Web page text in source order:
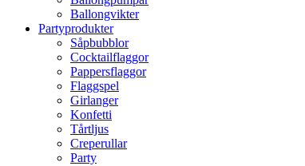
Ballong­vikter
Party­­produkter
Såpbubblor
Cocktail­flaggor
Pappers­flaggor
Flaggspel
Girlanger
Konfetti
Tårtljus
Creperullar
Party